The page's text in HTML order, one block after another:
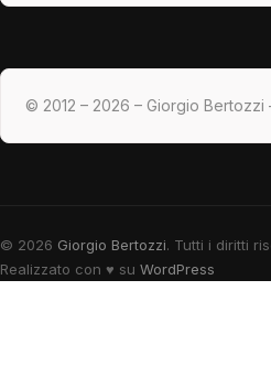
© 2012 – 2026 – Giorgio Bertozzi
© 2026 Giorgio Bertozzi. Tutti i diritti
Realizzato con ♥ su WordPress